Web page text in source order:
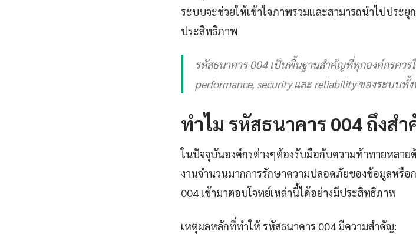
ระบบจะช่วยให้เข้าใจภาพรวมและสามารถนำไปประ
ประสิทธิภาพ
รหัสธนาคาร 004 เป็นพื้นฐานสำคัญที่ทุกองค์กรควร
performance, security และ reliability ของระบบทั้
ทำไม รหัสธนาคาร 004 ถึงส
ในปัจจุบันองค์กรต่างๆต้องรับมือกับความท้าทายหลาย
งานจำนวนมากการรักษาความปลอดภัยของข้อมูลหรือ
004 เข้ามาตอบโจทย์เหล่านี้ได้อย่างมีประสิทธิภาพ
เหตุผลหลักที่ทำให้ รหัสธนาคาร 004 มีความสำคัญ: